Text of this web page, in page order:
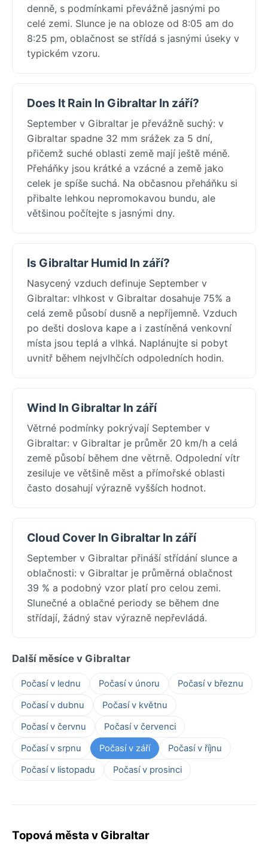
denně, s podmínkami převážně jasnými po
celé zemi. Slunce je na obloze od 8:05 am do
8:25 pm, oblačnost se střídá s jasnými úseky v
typickém vzoru.
Does It Rain In Gibraltar In září?
September v Gibraltar je převážně suchý: v
Gibraltar spadne 32 mm srážek za 5 dní,
přičemž suché oblasti země mají ještě méně.
Přeháňky jsou krátké a vzácné a země jako
celek je spíše suchá. Na občasnou přeháňku si
přibalte lehkou nepromokavou bundu, ale
většinou počítejte s jasnými dny.
Is Gibraltar Humid In září?
Nasycený vzduch definuje September v
Gibraltar: vlhkost v Gibraltar dosahuje 75% a
celá země působí dusně a nepříjemně. Vzduch
po dešti doslova kape a i zastíněná venkovní
místa jsou teplá a vlhká. Naplánujte si pobyt
uvnitř během nejvlhčích odpoledních hodin.
Wind In Gibraltar In září
Větrné podmínky pokrývají September v
Gibraltar: v Gibraltar je průměr 20 km/h a celá
země působí během dne větrně. Odpolední vítr
zesiluje ve většině měst a přímořské oblasti
často dosahují výrazně vyšších hodnot.
Cloud Cover In Gibraltar In září
September v Gibraltar přináší střídání slunce a
oblačnosti: v Gibraltar je průměrná oblačnost
39 % a podobný vzor platí pro celou zemi.
Slunečné a oblačné periody se během dne
střídají, žádný stav výrazně nepřevládá.
Další měsíce v Gibraltar
Počasí v lednu Počasí v únoru
Počasí v březnu
Počasí v dubnu
Počasí v květnu
Počasí v červnu
Počasí v červenci
Počasí v srpnu
Počasí v září
Počasí v říjnu
Počasí v listopadu
Počasí v prosinci
Topová města v Gibraltar